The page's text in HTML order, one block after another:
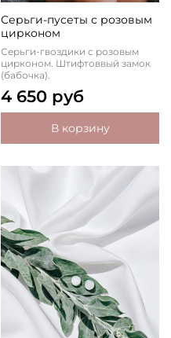
Серьги-пусеты с розовым
цирконом
Серьги-гвоздики с розовым
цирконом. Штифтоввый замок
(бабочка).
4 650 руб
В корзину